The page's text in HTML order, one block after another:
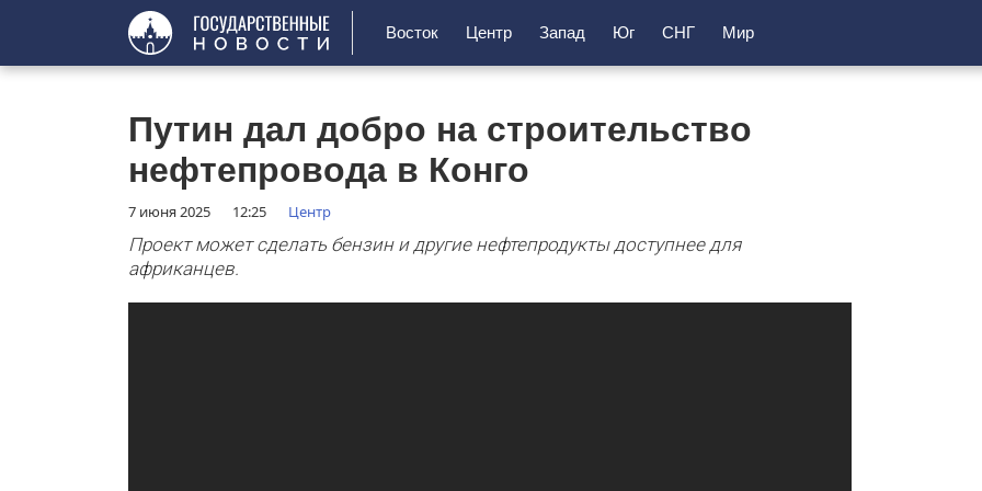
Восток Центр Запад Юг СНГ Мир
Путин дал добро на строительство
нефтепровода в Конго
7 июня 2025 12:25 Центр
Проект может сделать бензин и другие нефтепродукты доступнее для
африканцев.